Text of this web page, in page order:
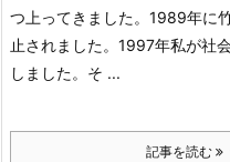
つ上ってきました。 1989年に
止されました。 1997年私が社
しました。 そ ...
記事を読む